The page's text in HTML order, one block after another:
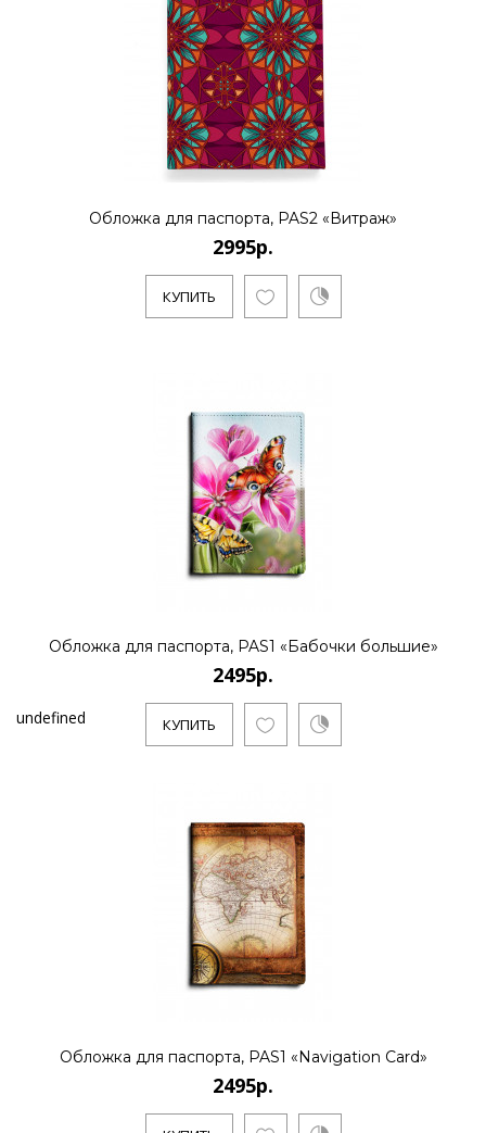
Обложка для паспорта, PAS2 «Витраж»
2995р.
КУПИТЬ
Обложка для паспорта, PAS1 «Бабочки большие»
2495р.
КУПИТЬ
undefined
Обложка для паспорта, PAS1 «Navigation Card»
2495р.